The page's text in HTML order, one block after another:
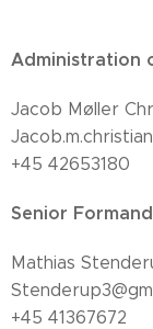
Administration
Jacob Møller
+45 42653180
Senior Formand
Mathias
+45 41367672